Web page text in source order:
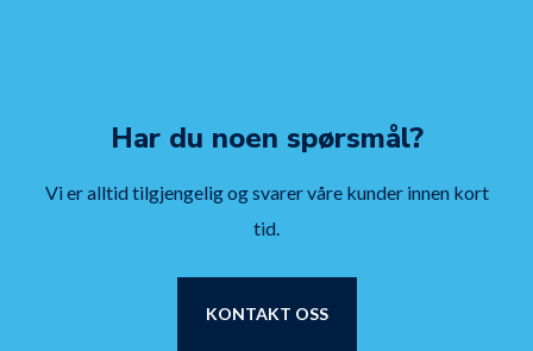
Har du noen spørsmål?
Vi er alltid tilgjengelig og svarer våre kunder innen kort
tid.
KONTAKT OSS